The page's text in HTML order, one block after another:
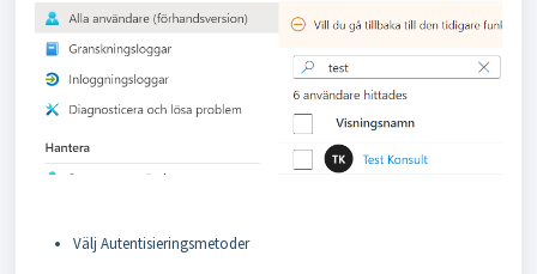
Välj Autentisieringsmetoder